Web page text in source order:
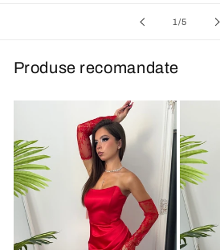
1/din
5
Produse recomandate